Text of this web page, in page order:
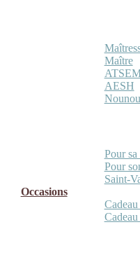
Maître
AESH
Nounou
Pour
Pour
Saint-
Occasions